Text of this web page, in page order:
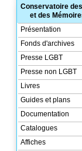
Conservatoire
et des
Présentation
Fonds d'archives
Presse LGBT
Presse non LGBT
Livres
Guides et plans
Documentation
Catalogues
Affiches